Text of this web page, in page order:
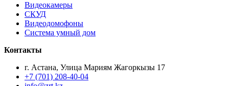
Видеокамеры
СКУД
Видеодомофоны
Система умный дом
Контакты
г. Астана, Улица Мариям Жагоркызы 17
+7 (701) 208-40-04